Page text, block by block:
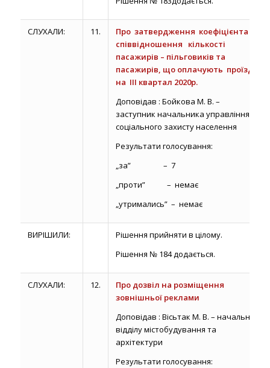
СЛУХАЛИ: 11.
Про затвердження коефіцієнта
співвідношення кількості
пасажирів – пільговиків та
пасажирів, що оплачують проїзд
на ІІІ квартал 2020р.
Доповідав : Бойкова М. В. –
заступник начальника управління
соціального захисту населення
Результати голосування:
„за” – 7
„проти” – немає
„утримались” – немає
ВИРІШИЛИ:
Рішення прийняти в цілому.
Рішення № 184 додається.
СЛУХАЛИ: 12.
Про дозвіл на розміщення
зовнішньої реклами
Доповідав : Вісьтак М. В. – начальник
відділу містобудування та
архітектури
Результати голосування: